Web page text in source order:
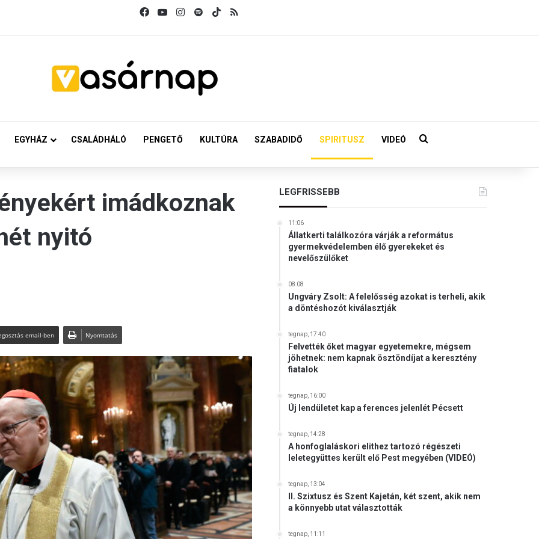
FacebookYouTubeInstagram
SpotifyTikTok
EGYHÁZ CSALÁDHÁLÓ PENGETŐ KULTÚRA SZABADIDŐ SPIRITUSZ VIDEÓ Keresés:
imádkoznak
nyitó
email-ben Nyomtatás
LEGFRISSEBB
11:06
Állatkerti találkozóra várják a református
gyermekvédelemben élő gyerekeket és
nevelőszülőket
08:08
Ungváry Zsolt: A felelősség azokat is terheli, akik
a döntéshozót kiválasztják
tegnap, 17:40
Felvették őket magyar egyetemekre, mégsem
jöhetnek: nem kapnak ösztöndíjat a keresztény
fiatalok
tegnap, 16:00
Új lendületet kap a ferences jelenlét Pécsett
tegnap, 14:28
A honfoglaláskori elithez tartozó régészeti
leletegyüttes került elő Pest megyében (VIDEÓ)
tegnap, 13:04
II. Szixtusz és Szent Kajetán, két szent, akik nem
a könnyebb utat választották
tegnap, 11:11